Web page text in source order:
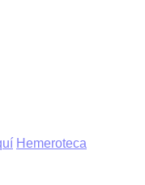
Hemeroteca